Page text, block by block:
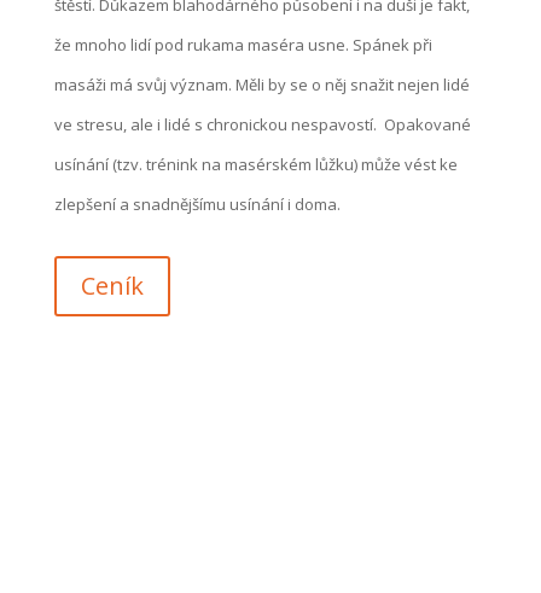
štěstí. Důkazem blahodárného působení i na duši je fakt,
že mnoho lidí pod rukama maséra usne. Spánek při
masáži má svůj význam. Měli by se o něj snažit nejen lidé
ve stresu, ale i lidé s chronickou nespavostí. Opakované
usínání (tzv. trénink na masérském lůžku) může vést ke
zlepšení a snadnějšímu usínání i doma.
Ceník